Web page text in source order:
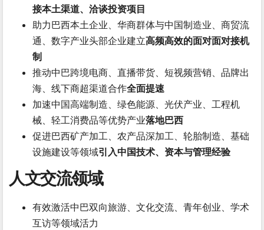
接本土渠道、洽谈投资项目
助力巴西本土企业、华商群体与中国制造业、商贸流
通、数字产业头部企业建立高频高效的面对面对接机
制
推动中巴跨境电商、直播带货、短视频营销、品牌出
海、线下商超渠道合作全面提速
加速中国高端制造、绿色能源、光伏产业、工程机
械、轻工消费品等优势产业落地巴西
促进巴西矿产加工、农产品深加工、轮胎制造、基础
设施建设等领域引入中国技术、资本与管理经验
人文交流领域
有效激活中巴双向旅游、文化交流、青年创业、学术
互访等领域活力